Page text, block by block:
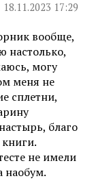
18.11.2023 17:29
вообще,
настолько,
могу
меня не
сплетни,
благо
книги.
не имели
наобум.